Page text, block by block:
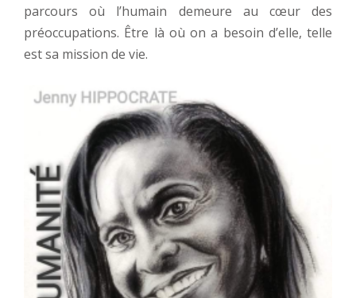
parcours où l’humain demeure au cœur des
préoccupations. Être là où on a besoin d’elle, telle
est sa mission de vie.